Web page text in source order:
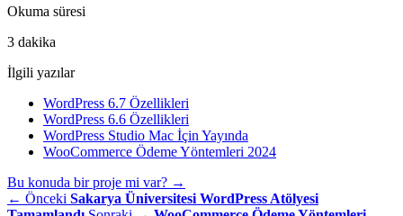
Okuma süresi
3 dakika
İlgili yazılar
WordPress 6.7 Özellikleri
WordPress 6.6 Özellikleri
WordPress Studio Mac İçin Yayında
WooCommerce Ödeme Yöntemleri 2024
Bu konuda bir proje mi var? →
← Önceki Sakarya Üniversitesi WordPress Atölyesi